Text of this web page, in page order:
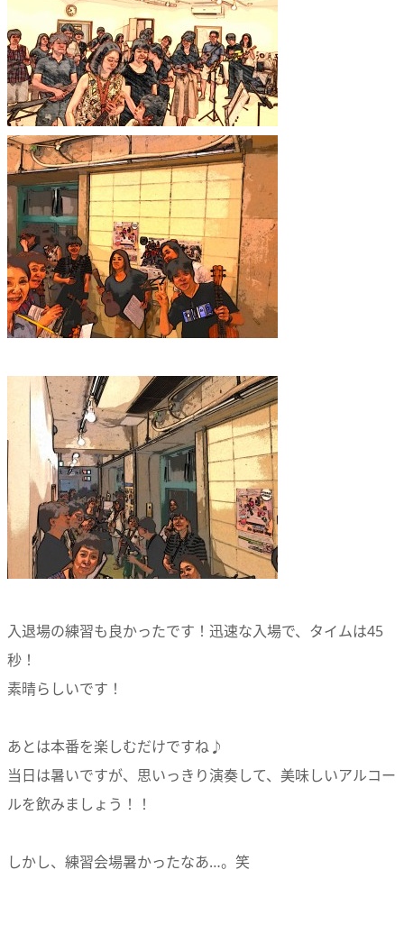
入退場の練習も良かったです！迅速な入場で、タイムは45
秒！
素晴らしいです！
あとは本番を楽しむだけですね♪
当日は暑いですが、思いっきり演奏して、美味しいアルコー
ルを飲みましょう！！
しかし、練習会場暑かったなあ…。笑